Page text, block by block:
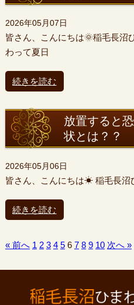
2026年05月07日
皆さん、こんにちは🌞稲毛長沼
わって夏日
続きを読む
放置すると
状とは？？
2026年05月06日
皆さん、こんにちは☀ 稲毛長
続きを読む
« 前へ 1 2 3 4 5 6 7 8 9 10 次へ »